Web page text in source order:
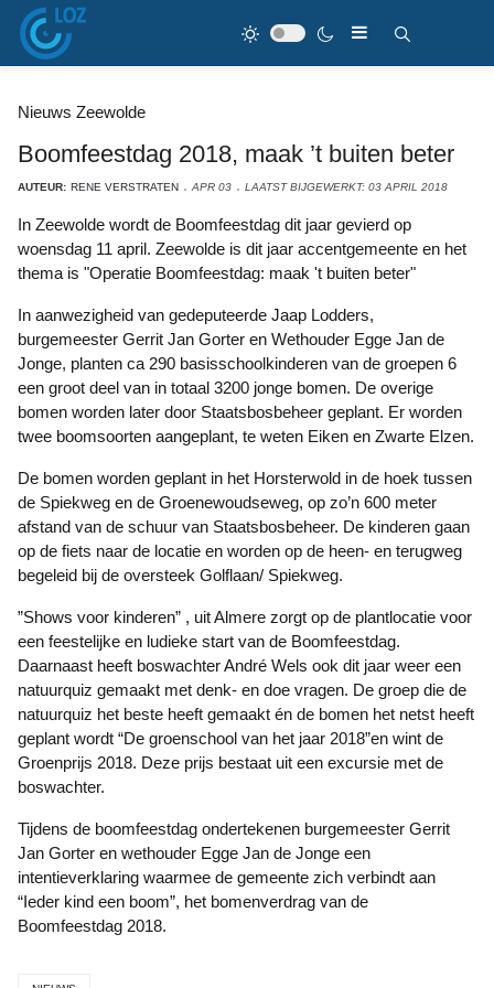
Nieuws Zeewolde
Boomfeestdag 2018, maak ’t buiten beter
AUTEUR: RENE VERSTRATEN APR 03 LAATST BIJGEWERKT: 03 APRIL 2018
In Zeewolde wordt de Boomfeestdag dit jaar gevierd op
woensdag 11 april. Zeewolde is dit jaar accentgemeente en het
thema is "Operatie Boomfeestdag: maak 't buiten beter"
In aanwezigheid van gedeputeerde Jaap Lodders,
burgemeester Gerrit Jan Gorter en Wethouder Egge Jan de
Jonge, planten ca 290 basisschoolkinderen van de groepen 6
een groot deel van in totaal 3200 jonge bomen. De overige
bomen worden later door Staatsbosbeheer geplant. Er worden
twee boomsoorten aangeplant, te weten Eiken en Zwarte Elzen.
De bomen worden geplant in het Horsterwold in de hoek tussen
de Spiekweg en de Groenewoudseweg, op zo’n 600 meter
afstand van de schuur van Staatsbosbeheer. De kinderen gaan
op de fiets naar de locatie en worden op de heen- en terugweg
begeleid bij de oversteek Golflaan/ Spiekweg.
”Shows voor kinderen” , uit Almere zorgt op de plantlocatie voor
een feestelijke en ludieke start van de Boomfeestdag.
Daarnaast heeft boswachter André Wels ook dit jaar weer een
natuurquiz gemaakt met denk- en doe vragen. De groep die de
natuurquiz het beste heeft gemaakt én de bomen het netst heeft
geplant wordt “De groenschool van het jaar 2018”en wint de
Groenprijs 2018. Deze prijs bestaat uit een excursie met de
boswachter.
Tijdens de boomfeestdag ondertekenen burgemeester Gerrit
Jan Gorter en wethouder Egge Jan de Jonge een
intentieverklaring waarmee de gemeente zich verbindt aan
“Ieder kind een boom”, het bomenverdrag van de
Boomfeestdag 2018.